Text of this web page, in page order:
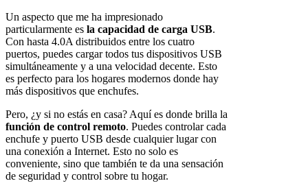
Un aspecto que me ha impresionado
particularmente es la capacidad de carga USB.
Con hasta 4.0A distribuidos entre los cuatro
puertos, puedes cargar todos tus dispositivos USB
simultáneamente y a una velocidad decente. Esto
es perfecto para los hogares modernos donde hay
más dispositivos que enchufes.
Pero, ¿y si no estás en casa? Aquí es donde brilla la
función de control remoto. Puedes controlar cada
enchufe y puerto USB desde cualquier lugar con
una conexión a Internet. Esto no solo es
conveniente, sino que también te da una sensación
de seguridad y control sobre tu hogar.